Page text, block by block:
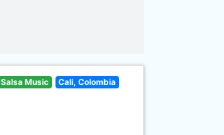
Salsa Music Cali, Colombia